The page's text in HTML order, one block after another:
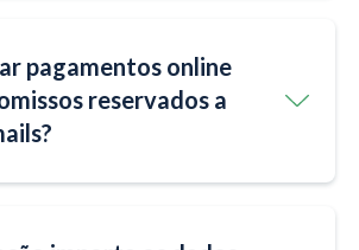
pagamentos online
reservados a